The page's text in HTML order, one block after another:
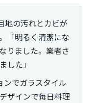
地の汚れとカビが
「明るく清潔にな
りました。業者さ
した」
ンでガラスタイル
ザインで毎日料理